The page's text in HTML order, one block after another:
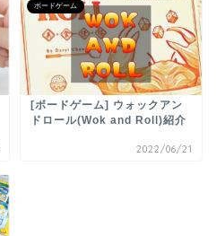
ボードゲーム
[ボードゲーム] ウォックアン
ドロール(Wok and Roll)紹介
2022/06/21